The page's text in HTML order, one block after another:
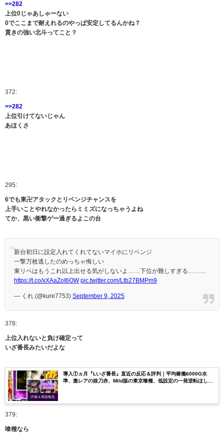
>>282
上位0じゃあしゃーない
0でここまで耐えれるのやっぱ安定してるんかね？
貫きの強い北斗ってこと？
372:
>>282
上位引けてないじゃん
あほくさ
295:
6でも東卍アタックとリベンジチャンスを
上手いことやれなかったらミミズになっちゃうよね
てか、黒い衝撃ゲー過ぎるよこの台
新台初日に設定入れてくれてないマイホにリベンジ
一撃万枚逃したのめっちゃ悔しい
東リベはもうこれ以上出せる気がしないよ……下位が難しすぎる………
https://t.co/xXAaZoI6OW pic.twitter.com/Ltb27BMPm9
— くれ (@kure7753) September 9, 2025
378:
上位入れないと負け確定って
いざ番長みたいだよな
評価＆実践報告
導入①ヵ月『Lいざ番長』直近の反応＆評判｜平均稼働6000G水
準、激レアの抜刀赤、Mild版の東京喰種、低設定の一発逆転ほしい
379:
喰種なら